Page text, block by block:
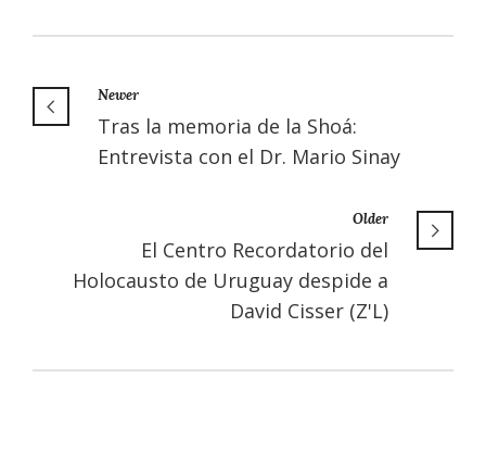
Newer
Tras la memoria de la Shoá:
Entrevista con el Dr. Mario Sinay
Older
El Centro Recordatorio del
Holocausto de Uruguay despide a
David Cisser (Z'L)